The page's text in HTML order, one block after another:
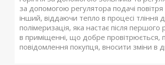
за допомогою регулятора подачі
інший, віддаючи тепло в процесі
полімеризація, яка настає після
в приміщенні, що добре
повідомлення покупця, вносити зміни в